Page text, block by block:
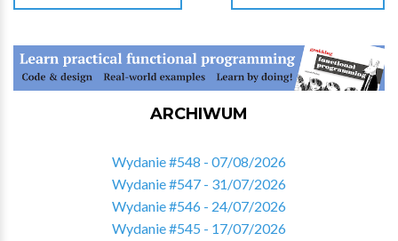
ARCHIWUM
Wydanie #548 - 07/08/2026
Wydanie #547 - 31/07/2026
Wydanie #546 - 24/07/2026
Wydanie #545 - 17/07/2026